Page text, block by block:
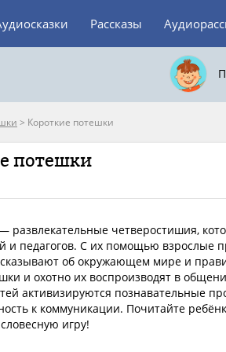
Рассказы
> Короткие потешки
потешки
развлекательные четверостишия,
и педагогов. С их помощью взрослые
об окружающем мире и
и охотно их воспроизводят в
активизируются познавательные
к коммуникации. Почитайте
игру!